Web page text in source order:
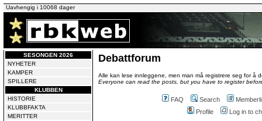
Uavhengig i 10068 dager
SESONGEN 2026
NYHETER
KAMPER
SPILLERE
KLUBBEN
HISTORIE
KLUBBFAKTA
MERITTER
Debattforum
Alle kan lese innleggene, men man må registrere seg for å
Everyone can read the posts, but you have to register
FAQ Search
Profile
Log in to